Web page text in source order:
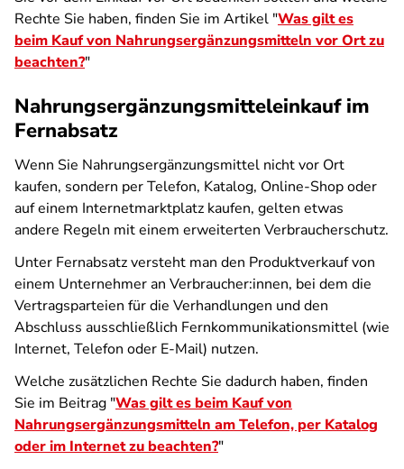
Rechte Sie haben, finden Sie im Artikel "Was gilt es
beim Kauf von Nahrungsergänzungsmitteln vor Ort zu
beachten?"
Nahrungsergänzungsmitteleinkauf im
Fernabsatz
Wenn Sie Nahrungsergänzungsmittel nicht vor Ort
kaufen, sondern per Telefon, Katalog, Online-Shop oder
auf einem Internetmarktplatz kaufen, gelten etwas
andere Regeln mit einem erweiterten Verbraucherschutz.
Unter Fernabsatz versteht man den Produktverkauf von
einem Unternehmer an Verbraucher:innen, bei dem die
Vertragsparteien für die Verhandlungen und den
Abschluss ausschließlich Fernkommunikationsmittel (wie
Internet, Telefon oder E-Mail) nutzen.
Welche zusätzlichen Rechte Sie dadurch haben, finden
Sie im Beitrag "Was gilt es beim Kauf von
Nahrungsergänzungsmitteln am Telefon, per Katalog
oder im Internet zu beachten?"